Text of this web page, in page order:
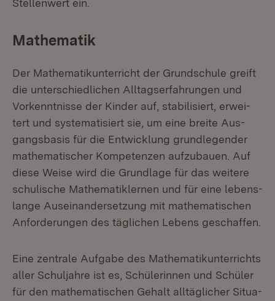
Stellenwert ein.
Mathematik
Der Ma­the­ma­tik­un­ter­richt der Grund­schu­le greift
die un­ter­schied­li­chen All­tags­er­fah­run­gen und
Vor­kennt­nis­se der Kin­der auf, sta­bi­li­siert, er­wei­
tert und sys­te­ma­ti­siert sie, um ei­ne brei­te Aus­
gangs­ba­sis für die Ent­wick­lung grund­le­gen­der
ma­the­ma­ti­scher Kom­pe­ten­zen auf­zu­bau­en. Auf
die­se Wei­se wird die Grund­la­ge für das wei­te­re
schu­li­sche Ma­the­ma­tik­ler­nen und für ei­ne le­bens­
lan­ge Aus­ein­an­der­set­zung mit ma­the­ma­ti­schen
An­for­de­run­gen des täg­li­chen Le­bens ge­schaf­fen.
Ei­ne zen­tra­le Auf­ga­be des Ma­the­ma­tik­un­ter­richts
al­ler Schul­jah­re ist es, Schü­le­rin­nen und Schü­ler
für den ma­the­ma­ti­schen Ge­halt all­täg­li­cher Si­tua­